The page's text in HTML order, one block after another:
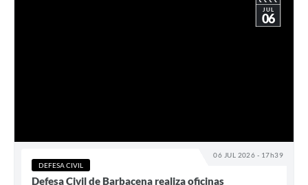
06 JUL 2026 - 17h39
JUL
06
DEFESA CIVIL
Defesa Civil de Barbacena realiza oficinas